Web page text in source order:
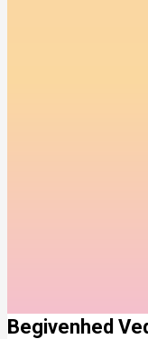
Begivenhed